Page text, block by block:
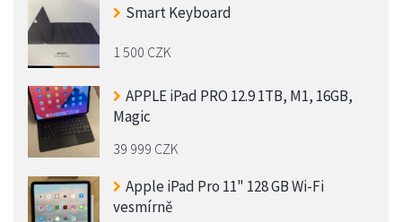
Smart Keyboard
1 500 CZK
APPLE iPad PRO 12.9 1TB, M1, 16GB,
Magic
39 999 CZK
Apple iPad Pro 11" 128 GB Wi-Fi
vesmírně